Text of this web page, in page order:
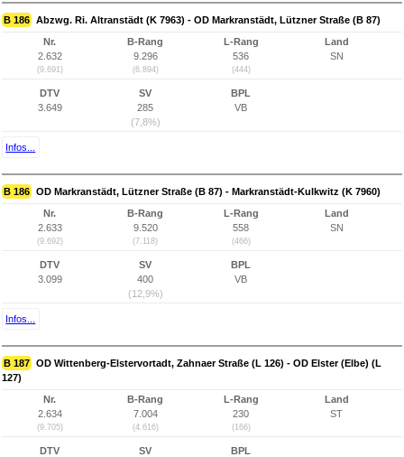
B 186 Abzwg. Ri. Altranstädt (K 7963) - OD Markranstädt, Lützner Straße (B 87)
Nr.
2.632
(9.691)
B-Rang
9.296
(6.894)
L-Rang
536
(444)
Land
SN
DTV
3.649
SV
285
(7,8%)
BPL
VB
Infos...
B 186 OD Markranstädt, Lützner Straße (B 87) - Markranstädt-Kulkwitz (K 7960)
Nr.
2.633
(9.692)
B-Rang
9.520
(7.118)
L-Rang
558
(466)
Land
SN
DTV
3.099
SV
400
(12,9%)
BPL
VB
Infos...
B 187 OD Wittenberg-Elstervortadt, Zahnaer Straße (L 126) - OD Elster (Elbe) (L
127)
Nr.
2.634
(9.705)
B-Rang
7.004
(4.616)
L-Rang
230
(166)
Land
ST
DTV
SV
BPL